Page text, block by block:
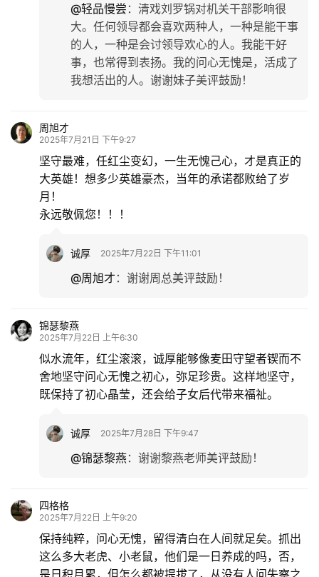
@轻品慢尝 ： 清戏刘罗锅对机关干部影响很
大。任何领导都会喜欢两种人，一种是能干事
的人，一种是会讨领导欢心的人。我能干好
事，也常得到表扬。我的问心无愧是，活成了
我想活出的人。谢谢妹子美评鼓励！
周旭才
2025年7月21日 下午9:27
坚守最难，任红尘变幻，一生无愧己心，才是真正的
大英雄！想多少英雄豪杰，当年的承诺都败给了岁
月！
永远敬佩您！！！
诚厚 2025年7月22日 下午11:01
@周旭才 ： 谢谢周总美评鼓励！
锦瑟黎燕
2025年7月22日 上午6:30
似水流年，红尘滚滚，诚厚能够像麦田守望者锲而不
舍地坚守问心无愧之初心，弥足珍贵。这样地坚守，
既保持了初心晶莹，还会给子女后代带来福祉。
诚厚 2025年7月28日 下午9:47
@锦瑟黎燕： 谢谢黎燕老师美评鼓励！
四格格
2025年7月22日 上午9:20
保持纯粹，问心无愧，留得清白在人间就足矣。抓出
这么多大老虎、小老鼠，他们是一日养成的吗，否，